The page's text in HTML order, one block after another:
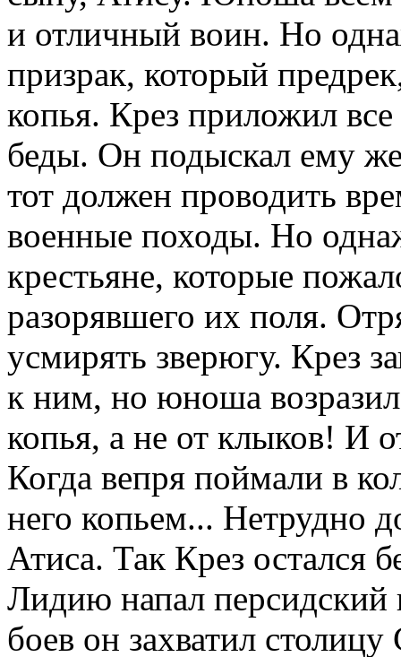
и отличный воин. Но
призрак, который
копья. Крез приложил
беды. Он подыскал ему
тот должен проводить
военные походы. Но
крестьяне, которые
разорявшего их поля.
усмирять зверюгу. Крез
к ним, но юноша
копья, а не от клыков! И
Когда вепря поймали в
него копьем... Нетрудно
Атиса. Так Крез остался
Лидию напал
боев он захватил